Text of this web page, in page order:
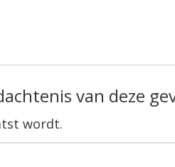
van deze
wordt.